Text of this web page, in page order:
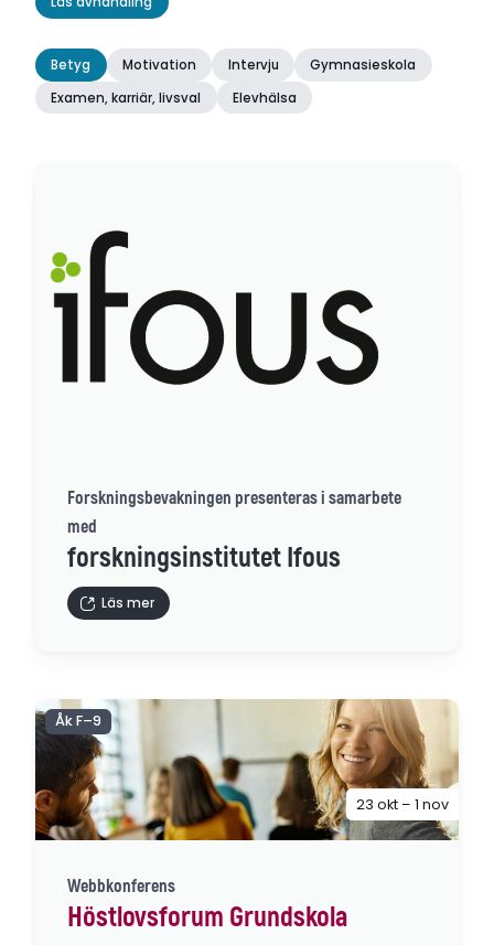
Betyg Motivation Intervju
Gymnasieskola
Examen, karriär, livsval
Elevhälsa
Forskningsbevakningen presenteras i samarbete
med
forskningsinstitutet Ifous
Läs mer
Webbkonferens
Höstlovsforum Grundskola
Åk F–9
23 okt – 1 nov